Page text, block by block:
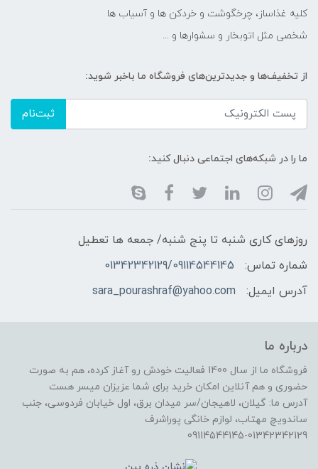
کلیه غذاساز، چرخگوشت و خردکن ها و آسیاب ها
شخصی مثل اتوبخار و سشوارها و ...
از تخفیف‌ها و جدیدترین‌های فروشگاه ما باخبر شوید:
ثبت‌نام
ما را در شبکه‌های اجتماعی دنبال کنید:
روزهای کاری شنبه تا پنج شنبه/ جمعه ها تعطیل
شماره تماس:
01342342129/09114544145
آدرس ایمیل:
sara_pourashraf@yahoo.com
درباره ما
فروشگاه ما از سال 1400 فعالیت خودش رو آغاز کرده، هم به صورت
حضوری و هم آنلاین امکان خرید برای شما عزیزان میسر هست
آدرس ما: گیلان، لاهیجان/سر میدان برق، اول خیابان فردوسی، جنب
ساندویچ مهتاب، لوازم خانگی پوراشرف
09114544145-01342342129